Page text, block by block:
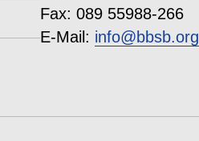
Fax: 089 55988-266
E-Mail: info@bbsb.org